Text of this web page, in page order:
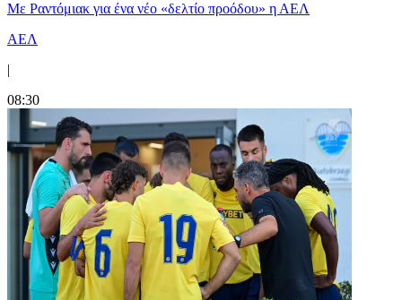
Με Ραντόμιακ για ένα νέο «δελτίο προόδου» η ΑΕΛ
ΑΕΛ
|
08:30